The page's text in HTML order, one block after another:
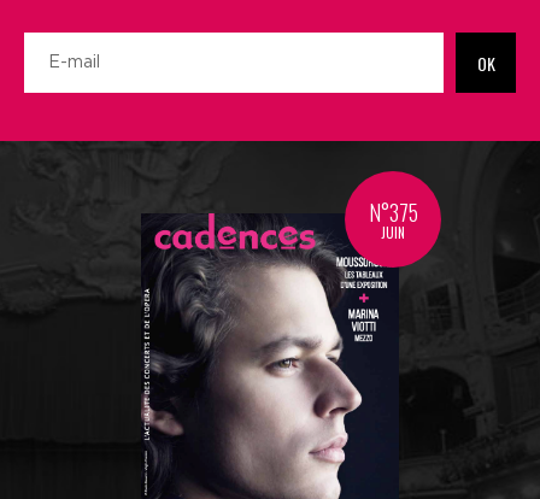
OK
N°375
JUIN